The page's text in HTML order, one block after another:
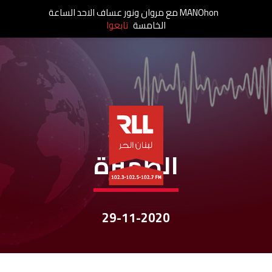
نشرات الأخبار
الظّهيرة
29-11-2020
MANOhon مع مروان ونور عساف الاحد الساعة
الخامسة تابعوا